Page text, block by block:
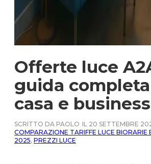
Offerte luce
guida
casa e business
SCRITTO DA PAOLO IL 20 SETTEMBRE
COMPARAZIONE TARIFFE LUCE BIORARIE
2025, PREZZI LUCE